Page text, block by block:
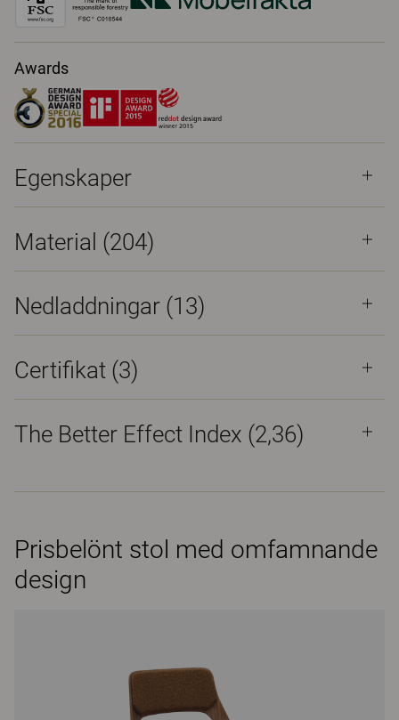
Awards
Egenskaper
Material (204)
Nedladdningar (13)
Certifikat (3)
The Better Effect Index (2,36)
Prisbelönt stol med omfamnande
design